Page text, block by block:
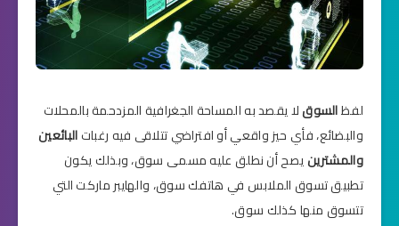
لفظالسوقلا يقصد به المساحة الجغرافية المزدحمة بالمحلات
والبضائع، فأي حيز واقعي أو افتراضي تتلاقى فيه رغباتالبائعين
والمشترينيصح أن نطلق عليه مسمى سوق، وبذلك يكون
تطبيق تسوق الملابس في هاتفك سوق، والهايبر ماركت التي
تتسوق منها كذلك سوق.